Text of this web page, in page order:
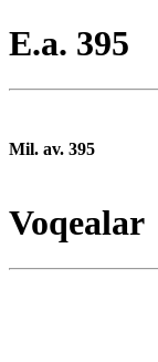
E.a. 395
Mil. av. 395
Voqealar